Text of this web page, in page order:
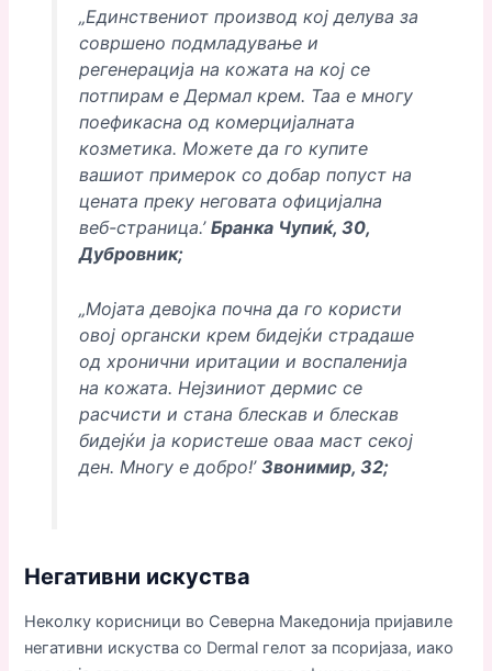
„Единствениот производ кој делува за
совршено подмладување и
регенерација на кожата на кој се
потпирам е Дермал крем. Таа е многу
поефикасна од комерцијалната
козметика. Можете да го купите
вашиот примерок со добар попуст на
цената преку неговата официјална
веб-страница.’ Бранка Чупиќ, 30,
Дубровник;
„Мојата девојка почна да го користи
овој органски крем бидејќи страдаше
од хронични иритации и воспаленија
на кожата. Нејзиниот дермис се
расчисти и стана блескав и блескав
бидејќи ја користеше оваа маст секој
ден. Многу е добро!’ Звонимир, 32;
Негативни искуства
Неколку корисници во Северна Македонија пријавиле
негативни искуства со Dermal гелот за псоријаза, иако